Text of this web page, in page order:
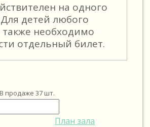
на одного
детей любого
также необходимо
отдельный билет.
продаже 37 шт.
План зала